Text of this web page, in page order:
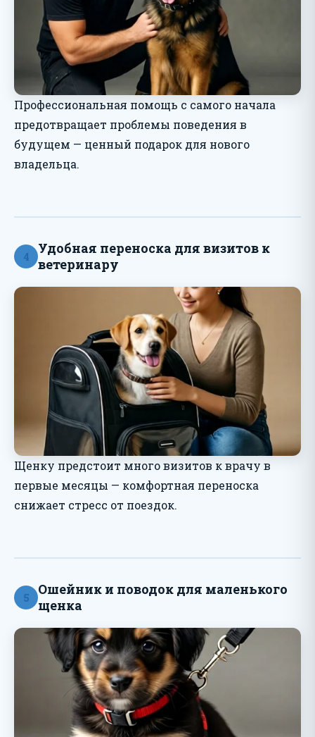
Профессиональная помощь с самого начала
предотвращает проблемы поведения в
будущем — ценный подарок для нового
владельца.
4
Удобная переноска для визитов к
ветеринару
Щенку предстоит много визитов к врачу в
первые месяцы — комфортная переноска
снижает стресс от поездок.
5
Ошейник и поводок для маленького
щенка